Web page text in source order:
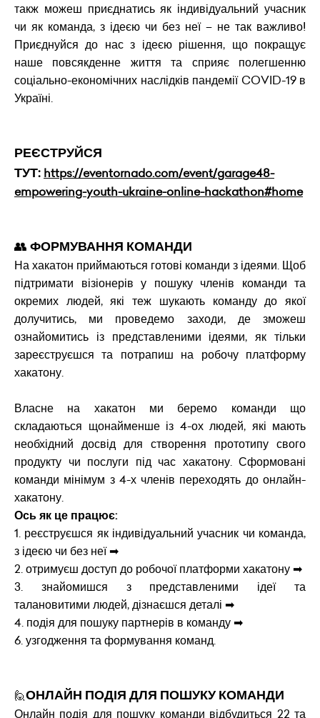
такж можеш приєднатись як індивідуальний учасник
чи як команда, з ідеєю чи без неї – не так важливо!
Приєднуйся до нас з ідеєю рішення, що покращує
наше повсякденне життя та сприяє полегшенню
соціально-економічних наслідків пандемії COVID-19 в
Україні.
РЕЄСТРУЙСЯ
ТУТ: https://eventornado.com/event/garage48-
empowering-youth-ukraine-online-hackathon#home
👥 ФОРМУВАННЯ КОМАНДИ
На хакатон приймаються готові команди з ідеями. Щоб
підтримати візіонерів у пошуку членів команди та
окремих людей, які теж шукають команду до якої
долучитись, ми проведемо заходи, де зможеш
ознайомитись із представленими ідеями, як тільки
зареєструєшся та потрапиш на робочу платформу
хакатону.
Власне на хакатон ми беремо команди що
складаються щонайменше із 4-ох людей, які мають
необхідний досвід для створення прототипу свого
продукту чи послуги під час хакатону. Сформовані
команди мінімум з 4-х членів переходять до онлайн-
хакатону.
Ось як це працює:
1. реєструєшся як індивідуальний учасник чи команда,
з ідеєю чи без неї ➡
2. отримуєш доступ до робочої платформи хакатону ➡
3. знайомишся з представленими ідеї та
талановитими людей, дізнаєшся деталі ➡
4. подія для пошуку партнерів в команду ➡
6. узгодження та формування команд.
🙋ОНЛАЙН ПОДІЯ ДЛЯ ПОШУКУ КОМАНДИ
Онлайн подія для пошуку команди відбудиться 22 та